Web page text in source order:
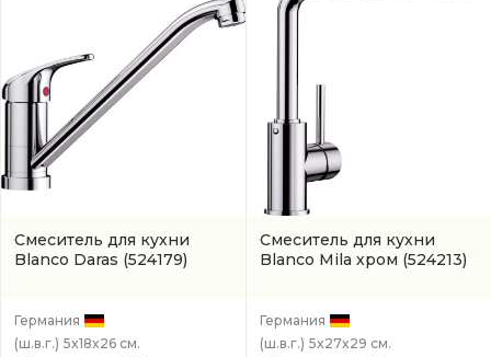
Смеситель для кухни
Blanco Daras (524179)
Германия
(ш.в.г.) 5x18x26 см.
Смеситель для кухни
Blanco Mila хром (524213)
Германия
(ш.в.г.) 5x27x29 см.